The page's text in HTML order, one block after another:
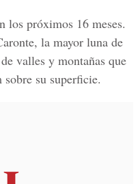
los próximos 16 meses.
la mayor luna de
valles y montañas que
su superficie.